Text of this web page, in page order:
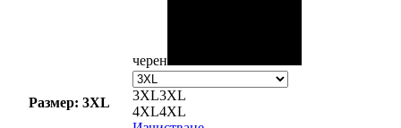
черен
Размер: 3XL 3XL3XL
4XL4XL